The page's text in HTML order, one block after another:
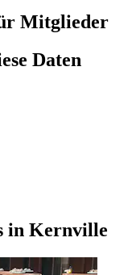
Mitglieder
Daten
in Kernville